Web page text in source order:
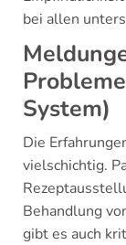
bei allen
System)
Die
vielschichtig.
Behandlung
gibt es auch